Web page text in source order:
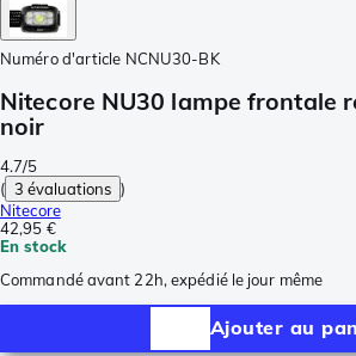
Numéro d'article NCNU30-BK
Nitecore NU30 lampe frontale
noir
4.7/5
( 3 évaluations )
Nitecore
42,95 €
En stock
Commandé avant 22h, expédié le jour même
Ajouter au